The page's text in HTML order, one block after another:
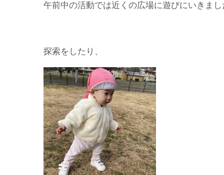
午前中の活動では近くの広場に遊びにいきまし
探索をしたり、